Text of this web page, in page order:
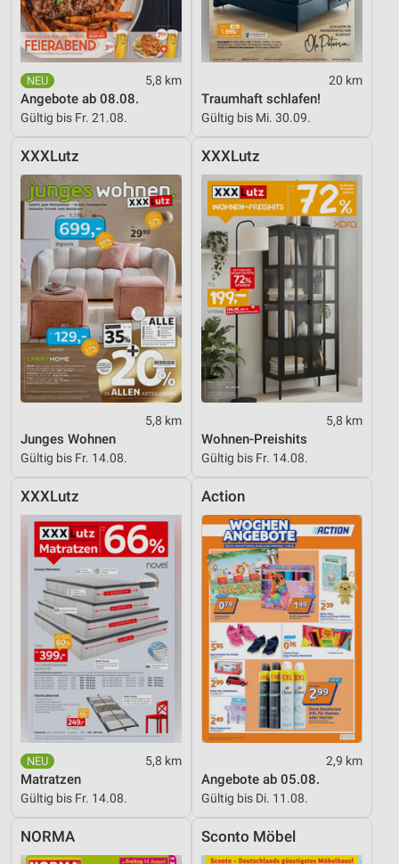
5,8 km
Angebote ab 08.08.
Gültig bis Fr. 21.08.
20 km
Traumhaft schlafen!
Gültig bis Mi. 30.09.
XXXLutz
5,8 km
Junges Wohnen
Gültig bis Fr. 14.08.
XXXLutz
5,8 km
Wohnen-Preishits
Gültig bis Fr. 14.08.
XXXLutz
5,8 km
Matratzen
Gültig bis Fr. 14.08.
Action
2,9 km
Angebote ab 05.08.
Gültig bis Di. 11.08.
NORMA Sconto Möbel